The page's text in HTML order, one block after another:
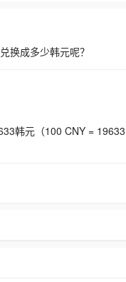
换成多少韩元呢？
韩元（100 CNY = 19633